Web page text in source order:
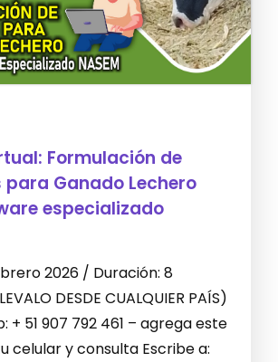
Formulación de
para Ganado Lechero
especializado
2026 / Duración: 8
DESDE CUALQUIER PAÍS)
+ 51 907 792 461 – agrega este
celular y consulta Escribe a: